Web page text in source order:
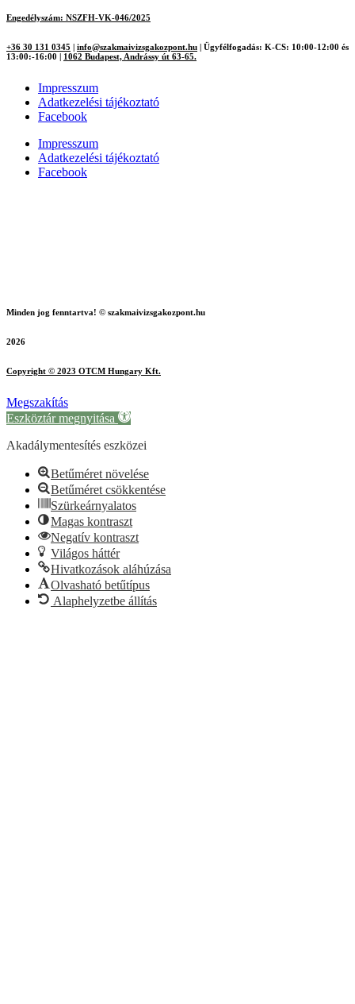
Engedélyszám: NSZFH-VK-046/2025
+36 30 131 0345 info@szakmaivizsgakozpont.hu
Ügyfélfogadás: K-CS: 10:00-12:00 és
13:00:-16:00
1062 Budapest, Andrássy út 63-65.
Impresszum
Adatkezelési tájékoztató
Facebook
Impresszum
Adatkezelési tájékoztató
Facebook
Minden jog fenntartva! © szakmaivizsgakozpont.hu
2026
Copyright © 2023 OTCM Hungary Kft.
Megszakítás
Eszköztár megnyitása
Akadálymentesítés eszközei
Betűméret növelése
Betűméret csökkentése
Szürkeárnyalatos
Magas kontraszt
Negatív kontraszt
Világos háttér
Hivatkozások aláhúzása
Olvasható betűtípus
Alaphelyzetbe állítás